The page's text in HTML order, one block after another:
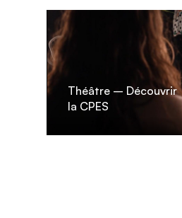
Théâtre – Découvrir
la CPES